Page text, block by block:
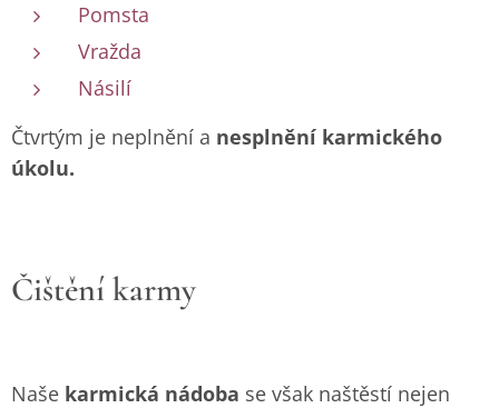
Pomsta
Vražda
Násilí
Čtvrtým je neplnění a nesplnění karmického
úkolu.
Čištění karmy
Naše karmická nádoba se však naštěstí nejen